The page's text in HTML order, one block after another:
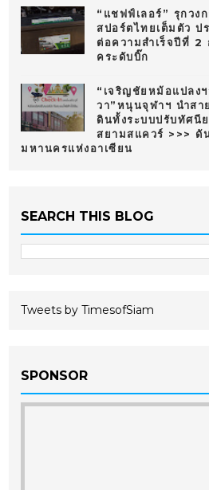
“แชฟฟ์เลอร์” รุกวง
สปอร์ตไทยเต็มตัว ป
ต่อความสำเร็จปีที่ 2
คระดับบิ๊ก
“เจริญชัยหม้อแปลง
วา”หนุนจุฬาฯ นำสา
ดินทั้งระบบปรับทัศนี
สยามสแควร์ >>>
มหานครแห่งอาเซียน
SEARCH THIS BLOG
Tweets by TimesofSiam
SPONSOR